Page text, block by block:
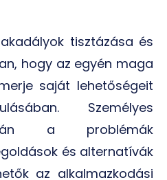
tisztázása és
hogy az egyén maga
saját lehetőségeit
Személyes
a problémák
és alternatívák
az alkalmazkodási